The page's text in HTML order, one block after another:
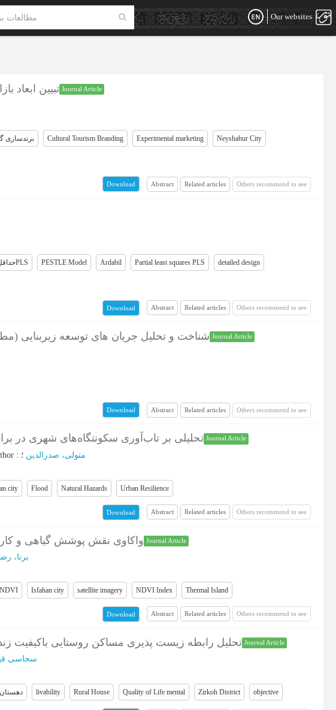
Our websites
تبیین ابعاد Journal Article
برندسازی Cultural Tourism Branding Experimental marketing Neyshabur City
Download Abstract Related articles Others recommend to see
حداقل مربعات جزئیPLS PESTLE Model Ardabil Partial least squares PLS detailed design
Download Abstract Related articles Others recommend to see
شناخت و تحلیل جریان های‌‌ توسعه زیربنایی Journal Article
Download Abstract Related articles Others recommend to see
تحلیلی بر تاب‌آوری سکونتگاه‌های شهری در Journal Article
: متولی، صدرالدین ؛
city Flood Natural Hazards Urban Resilience
Download Abstract Related articles Others recommend to see
واکاوی نقش پوشش گیاهی و Journal Article
برنا،
شاخص NDVI Isfahan city satellite imagery NDVI Index Thermal Island
Download Abstract Related articles Others recommend to see
تحلیل رابطه زیست پذیری مساکن روستایی باکیفیت Journal Article
سجاسی
livability Rural House Quality of Life mental Zirkoh District objective